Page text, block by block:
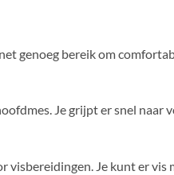
genoeg bereik om
Je grijpt er snel
Je kunt er